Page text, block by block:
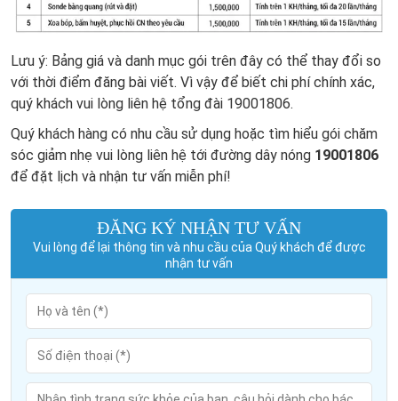
Lưu ý: Bảng giá và danh mục gói trên đây có thể thay đổi so
với thời điểm đăng bài viết. Vì vậy để biết chi phí chính xác,
quý khách vui lòng liên hệ tổng đài 19001806.
Quý khách hàng có nhu cầu sử dụng hoặc tìm hiểu gói chăm
sóc giảm nhẹ vui lòng liên hệ tới đường dây nóng 19001806
để đặt lịch và nhận tư vấn miễn phí!
ĐĂNG KÝ NHẬN TƯ VẤN
Vui lòng để lại thông tin và nhu cầu của Quý khách để được
nhận tư vấn